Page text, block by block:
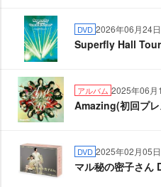
DVD 2026年06月24
Superfly Hall
アルバム 2025年06月
Amazing(初回プ
DVD 2025年02月05
マル秘の密子さん